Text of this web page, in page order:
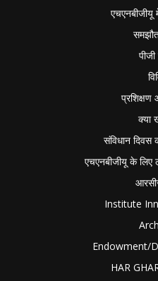
एचएनबीजीयू
पीजी
क्या
संविधान दिवस
एचएनबीजीयू के लिए
Institute
Endowment/
HAR